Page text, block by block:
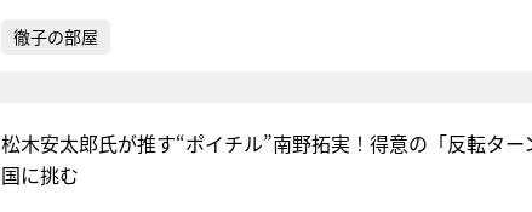
徹子の部屋
松木安太郎氏が推す“ポイチル”南野拓実！得意の「反転タ
国に挑む